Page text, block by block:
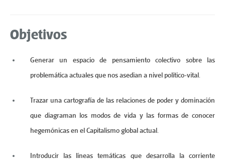
Objetivos
Generar un espacio de pensamiento colectivo sobre las
problemática actuales que nos asedian a nivel político-vital.
Trazar una cartografía de las relaciones de poder y dominación
que diagraman los modos de vida y las formas de conocer
hegemónicas en el Capitalismo global actual.
Introducir las líneas temáticas que desarrolla la corriente